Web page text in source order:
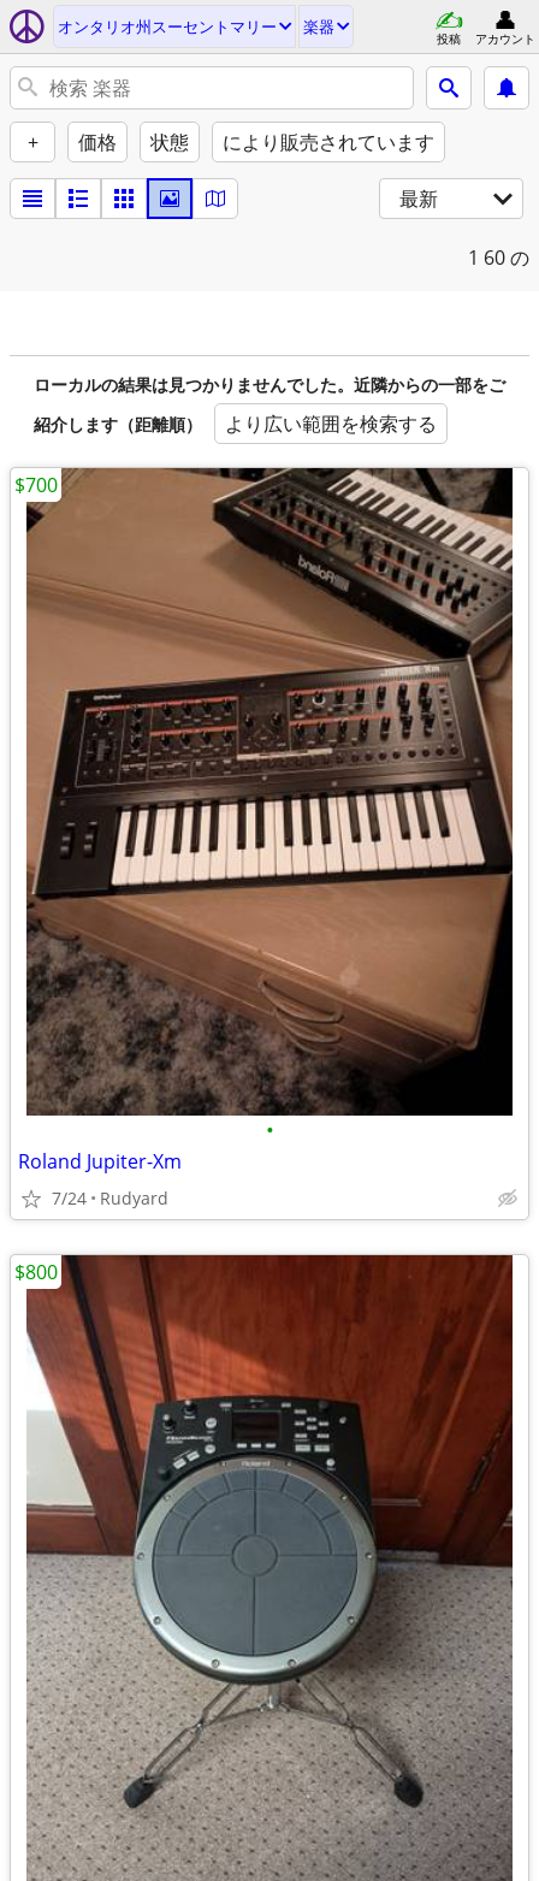
オンタリオ州スーセントマリー 楽器
投稿 アカウント
+ 価格 状態 により販売されています
最新
1 60 の
ローカルの結果は見つかりませんでした。近隣からの一部をご
紹介します（距離順）
より広い範囲を検索する
•
Roland Jupiter-Xm
7/24 Rudyard
$700
$800